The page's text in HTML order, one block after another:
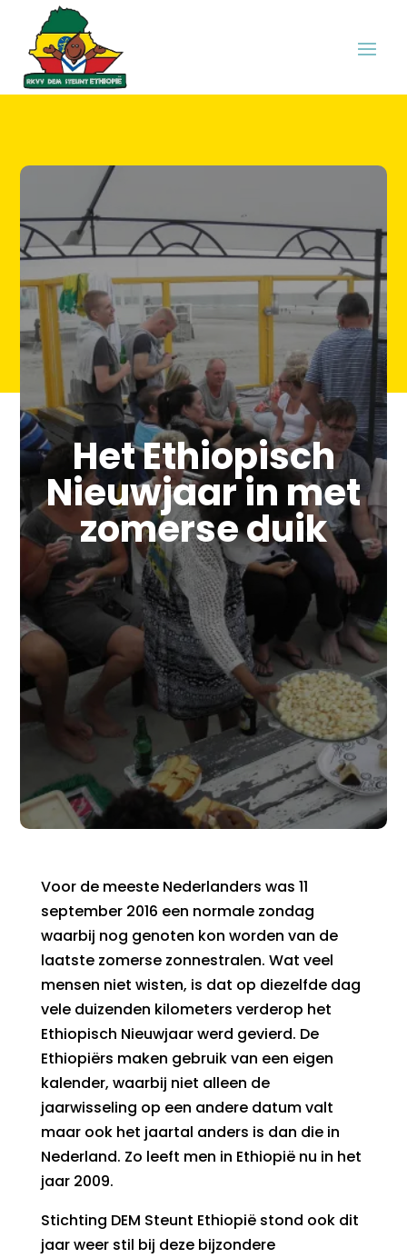
Het Ethiopisch
Nieuwjaar in met
zomerse duik
Voor de meeste Nederlanders was 11
september 2016 een normale zondag
waarbij nog genoten kon worden van de
laatste zomerse zonnestralen. Wat veel
mensen niet wisten, is dat op diezelfde dag
vele duizenden kilometers verderop het
Ethiopisch Nieuwjaar werd gevierd. De
Ethiopiërs maken gebruik van een eigen
kalender, waarbij niet alleen de
jaarwisseling op een andere datum valt
maar ook het jaartal anders is dan die in
Nederland. Zo leeft men in Ethiopië nu in het
jaar 2009.
Stichting DEM Steunt Ethiopië stond ook dit
jaar weer stil bij deze bijzondere